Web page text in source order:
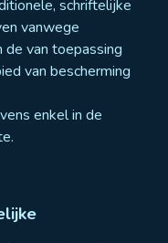
schriftelijke
vanwege
de van toepassing
van bescherming
enkel in de